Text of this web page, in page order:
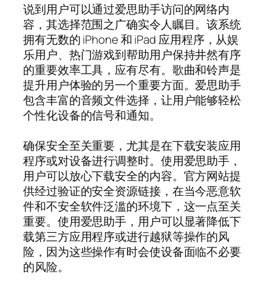
说到用户可以通过爱思助手访问的网络内
容，其选择范围之广确实令人瞩目。该系统
拥有无数的 iPhone 和 iPad 应用程序，从娱
乐用户、热门游戏到帮助用户保持井然有序
的重要效率工具，应有尽有。歌曲和铃声是
提升用户体验的另一个重要方面。爱思助手
包含丰富的音频文件选择，让用户能够轻松
个性化设备的信号和通知。
确保安全至关重要，尤其是在下载安装应用
程序或对设备进行调整时。使用爱思助手，
用户可以放心下载安全的内容。官方网站提
供经过验证的安全资源链接，在当今恶意软
件和不安全软件泛滥的环境下，这一点至关
重要。使用爱思助手，用户可以显著降低下
载第三方应用程序或进行越狱等操作的风
险，因为这些操作有时会使设备面临不必要
的风险。